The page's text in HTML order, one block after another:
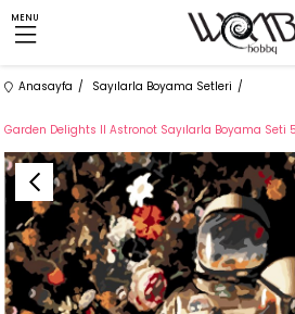
MENU
Anasayfa Sayılarla Boyama Setleri
Garden Delights II Astronot Sayılarla Boyama Seti